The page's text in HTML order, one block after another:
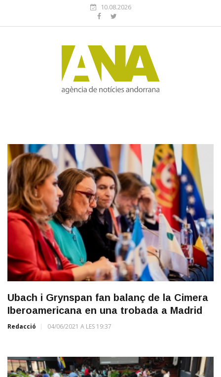
10.08.2026
Ubach i Grynspan fan balanç de la Cimera
Iberoamericana en una trobada a Madrid
Redacció 04/06/2021 A LES 19:37